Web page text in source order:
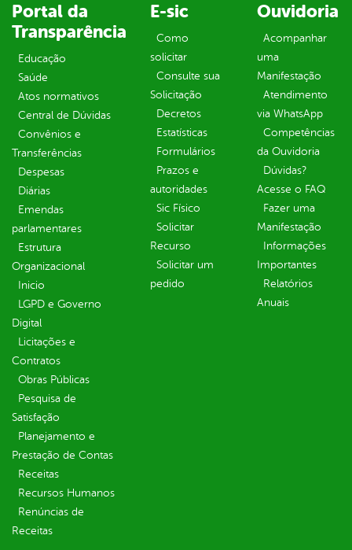
Portal da
Transparência
Educação
Saúde
Atos normativos
Central de Dúvidas
Convênios e
Transferências
Despesas
Diárias
Emendas
parlamentares
Estrutura
Organizacional
Inicio
LGPD e Governo
Digital
Licitações e
Contratos
Obras Públicas
Pesquisa de
Satisfação
Planejamento e
Prestação de Contas
Receitas
Recursos Humanos
Renúncias de
Receitas
E-sic
Como
solicitar
Consulte sua
Solicitação
Decretos
Estatísticas
Formulários
Prazos e
autoridades
Sic Físico
Solicitar
Recurso
Solicitar um
pedido
Ouvidoria
Acompanhar
uma
Manifestação
Atendimento
via WhatsApp
Competências
da Ouvidoria
Dúvidas?
Acesse o FAQ
Fazer uma
Manifestação
Informações
Importantes
Relatórios
Anuais